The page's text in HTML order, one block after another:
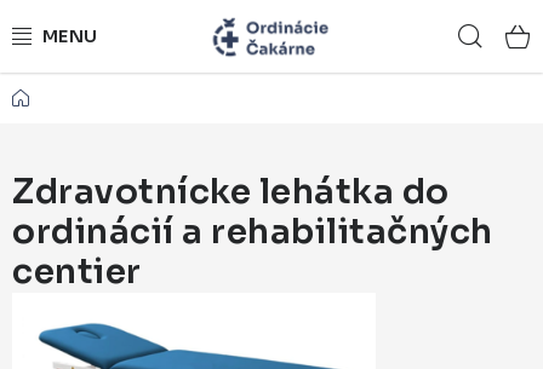
na
ORDINÁCIE NA MIERU
LEKÁRSKE VYBAVENIE
REFERENCIE
KONTAKTY
Domov
Zdravotnícke lehátka do
ordinácií a rehabilitačných
centier